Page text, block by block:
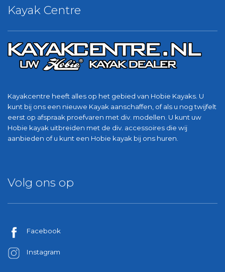
Kayak Centre
Kayakcentre heeft alles op het gebied van Hobie Kayaks. U
kunt bij ons een nieuwe Kayak aanschaffen, of als u nog twijfelt
eerst op afspraak proefvaren met div. modellen. U kunt uw
Hobie kayak uitbreiden met de div. accessoires die wij
aanbieden of u kunt een Hobie kayak bij ons huren.
Volg ons op
Facebook
Instagram